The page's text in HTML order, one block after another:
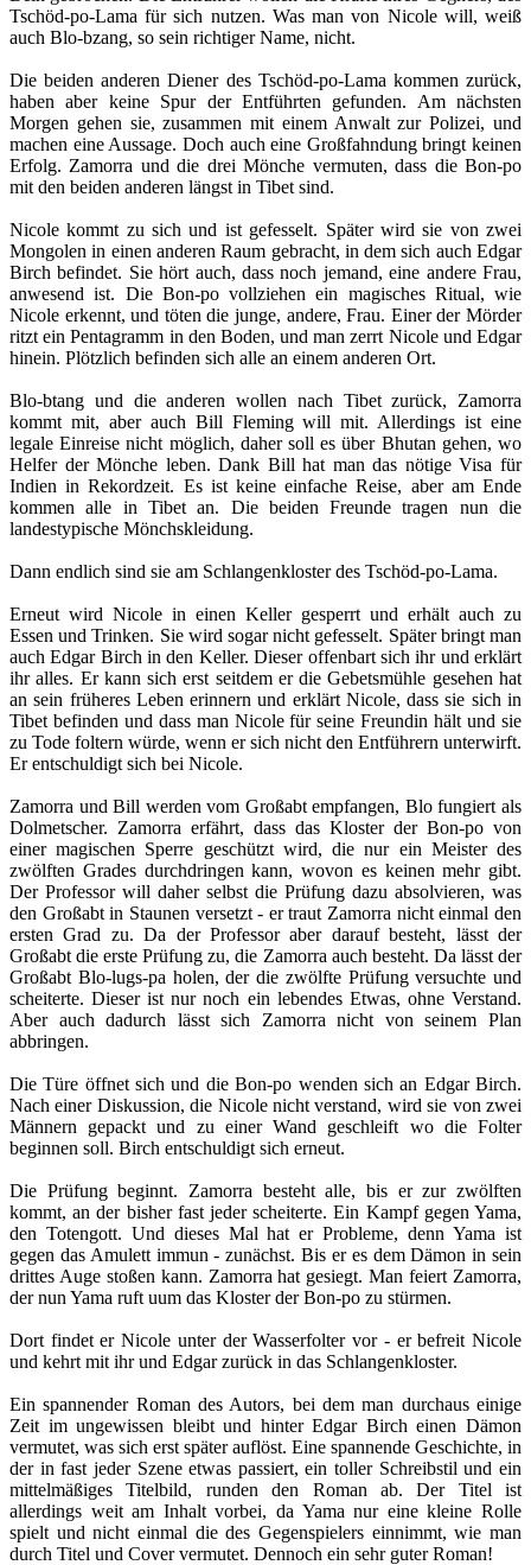
Tschöd-po-Lama für sich nutzen. Was man von Nicole will, weiß
auch Blo-bzang, so sein richtiger Name, nicht.
Die beiden anderen Diener des Tschöd-po-Lama kommen zurück,
haben aber keine Spur der Entführten gefunden. Am nächsten
Morgen gehen sie, zusammen mit einem Anwalt zur Polizei, und
machen eine Aussage. Doch auch eine Großfahndung bringt keinen
Erfolg. Zamorra und die drei Mönche vermuten, dass die Bon-po
mit den beiden anderen längst in Tibet sind.
Nicole kommt zu sich und ist gefesselt. Später wird sie von zwei
Mongolen in einen anderen Raum gebracht, in dem sich auch Edgar
Birch befindet. Sie hört auch, dass noch jemand, eine andere Frau,
anwesend ist. Die Bon-po vollziehen ein magisches Ritual, wie
Nicole erkennt, und töten die junge, andere, Frau. Einer der Mörder
ritzt ein Pentagramm in den Boden, und man zerrt Nicole und Edgar
hinein. Plötzlich befinden sich alle an einem anderen Ort.
Blo-btang und die anderen wollen nach Tibet zurück, Zamorra
kommt mit, aber auch Bill Fleming will mit. Allerdings ist eine
legale Einreise nicht möglich, daher soll es über Bhutan gehen, wo
Helfer der Mönche leben. Dank Bill hat man das nötige Visa für
Indien in Rekordzeit. Es ist keine einfache Reise, aber am Ende
kommen alle in Tibet an. Die beiden Freunde tragen nun die
landestypische Mönchskleidung.
Dann endlich sind sie am Schlangenkloster des Tschöd-po-Lama.
Erneut wird Nicole in einen Keller gesperrt und erhält auch zu
Essen und Trinken. Sie wird sogar nicht gefesselt. Später bringt man
auch Edgar Birch in den Keller. Dieser offenbart sich ihr und erklärt
ihr alles. Er kann sich erst seitdem er die Gebetsmühle gesehen hat
an sein früheres Leben erinnern und erklärt Nicole, dass sie sich in
Tibet befinden und dass man Nicole für seine Freundin hält und sie
zu Tode foltern würde, wenn er sich nicht den Entführern unterwirft.
Er entschuldigt sich bei Nicole.
Zamorra und Bill werden vom Großabt empfangen, Blo fungiert als
Dolmetscher. Zamorra erfährt, dass das Kloster der Bon-po von
einer magischen Sperre geschützt wird, die nur ein Meister des
zwölften Grades durchdringen kann, wovon es keinen mehr gibt.
Der Professor will daher selbst die Prüfung dazu absolvieren, was
den Großabt in Staunen versetzt - er traut Zamorra nicht einmal den
ersten Grad zu. Da der Professor aber darauf besteht, lässt der
Großabt die erste Prüfung zu, die Zamorra auch besteht. Da lässt der
Großabt Blo-lugs-pa holen, der die zwölfte Prüfung versuchte und
scheiterte. Dieser ist nur noch ein lebendes Etwas, ohne Verstand.
Aber auch dadurch lässt sich Zamorra nicht von seinem Plan
abbringen.
Die Türe öffnet sich und die Bon-po wenden sich an Edgar Birch.
Nach einer Diskussion, die Nicole nicht verstand, wird sie von zwei
Männern gepackt und zu einer Wand geschleift wo die Folter
beginnen soll. Birch entschuldigt sich erneut.
Die Prüfung beginnt. Zamorra besteht alle, bis er zur zwölften
kommt, an der bisher fast jeder scheiterte. Ein Kampf gegen Yama,
den Totengott. Und dieses Mal hat er Probleme, denn Yama ist
gegen das Amulett immun - zunächst. Bis er es dem Dämon in sein
drittes Auge stoßen kann. Zamorra hat gesiegt. Man feiert Zamorra,
der nun Yama ruft uum das Kloster der Bon-po zu stürmen.
Dort findet er Nicole unter der Wasserfolter vor - er befreit Nicole
und kehrt mit ihr und Edgar zurück in das Schlangenkloster.
Ein spannender Roman des Autors, bei dem man durchaus einige
Zeit im ungewissen bleibt und hinter Edgar Birch einen Dämon
vermutet, was sich erst später auflöst. Eine spannende Geschichte, in
der in fast jeder Szene etwas passiert, ein toller Schreibstil und ein
mittelmäßiges Titelbild, runden den Roman ab. Der Titel ist
allerdings weit am Inhalt vorbei, da Yama nur eine kleine Rolle
spielt und nicht einmal die des Gegenspielers einnimmt, wie man
durch Titel und Cover vermutet. Dennoch ein sehr guter Roman!